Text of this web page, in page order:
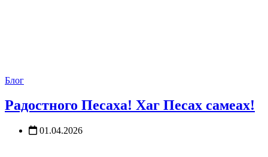
Блог
Радостного Песаха! Хаг Песах самеах!
01.04.2026